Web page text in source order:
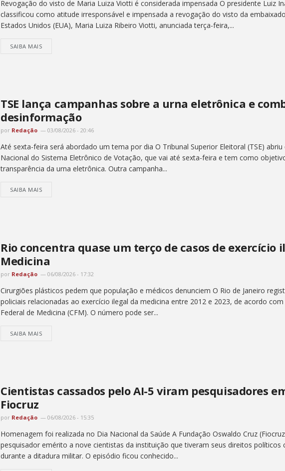
Revogação do visto de Maria Luiza Viotti é considerada impensada O presidente Luiz
classificou como atitude irresponsável e impensada a revogação do visto da
Estados Unidos (EUA), Maria Luiza Ribeiro Viotti, anunciada terça-feira,...
SAIBA MAIS
TSE lança campanhas sobre a urna eletrônica e
desinformação
por Redação 03/08/2026 - 20:46
Até sexta-feira será abordado um tema por dia O Tribunal Superior Eleitoral (TSE) abriu
Nacional do Sistema Eletrônico de Votação, que vai até sexta-feira e tem como
transparência da urna eletrônica. Outra campanha...
SAIBA MAIS
Rio concentra quase um terço de casos de exercício
Medicina
por Redação 06/08/2026 - 17:32
Cirurgiões plásticos pedem que população e médicos denunciem O Rio de Janeiro
policiais relacionadas ao exercício ilegal da medicina entre 2012 e 2023, de acordo
Federal de Medicina (CFM). O número pode ser...
SAIBA MAIS
Cientistas cassados pelo AI-5 viram pesquisadores
Fiocruz
por Redação 06/08/2026 - 15:35
Homenagem foi realizada no Dia Nacional da Saúde A Fundação Oswaldo Cruz
pesquisador emérito a nove cientistas da instituição que tiveram seus direitos políticos
durante a ditadura militar. O episódio ficou conhecido...